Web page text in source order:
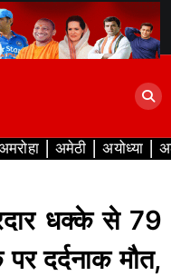
अमेठी अयोध्या
धक्के से 79
पर दर्दनाक मौत,